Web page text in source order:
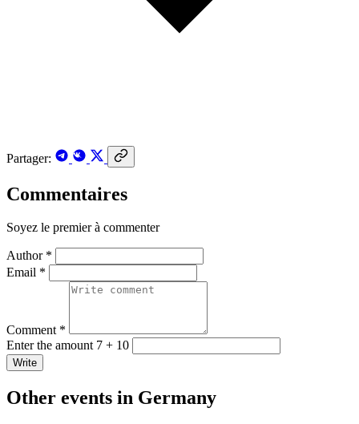
Partager:
Commentaires
Soyez le premier à commenter
Author *
Email *
Comment *
Enter the amount 7 + 10
Write
Other events in Germany